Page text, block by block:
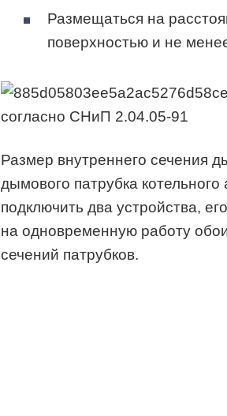
Размещаться на
поверхностью и не
согласно СНиП 2.04.05-91
Размер внутреннего сечения
дымового патрубка
подключить два устройства,
на одновременную работу
сечений патрубков.